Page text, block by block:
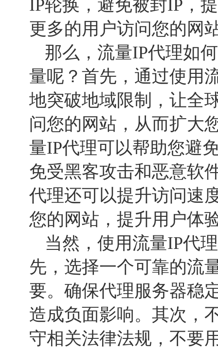
IP轮换，避免被封IP，
更多的用户访问您的网
那么，流量IP代理如
量呢？首先，通过使用
地突破地域限制，让全
问您的网站，从而扩大
量IP代理可以帮助您避
免受黑客攻击和恶意软
代理还可以提升访问速
您的网站，提升用户体
当然，使用流量IP代
先，选择一个可靠的流
要。确保代理服务器稳
造成负面影响。其次，
守相关法律法规，不要